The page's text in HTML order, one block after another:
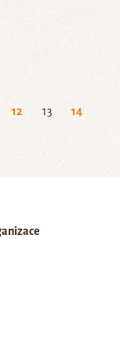
12 13
14